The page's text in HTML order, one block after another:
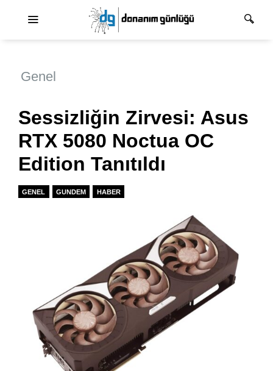
Genel
Sessizliğin Zirvesi: Asus
RTX 5080 Noctua OC
Edition Tanıtıldı
GENEL GUNDEM HABER